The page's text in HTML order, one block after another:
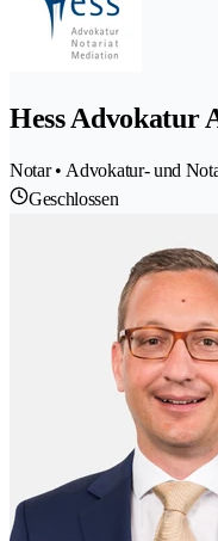
Hess Advokatur
Notar • Advokatur- und
Geschlossen